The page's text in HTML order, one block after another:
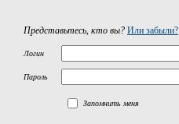
Представьтесь, кто вы? Или забыли?
Логин
Пароль
Запомнить меня